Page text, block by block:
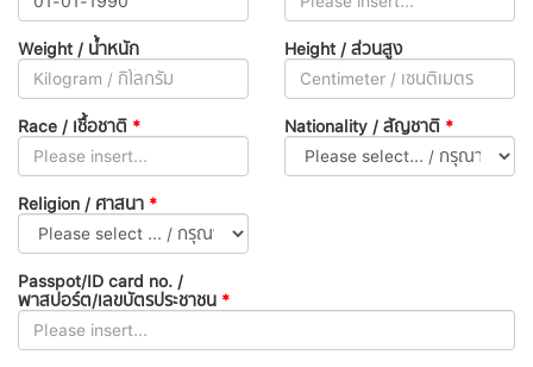
Weight / น้ำหนัก Height / ส่วนสูง
Race / เชื้อชาติ * Nationality / สัญชาติ *
Religion / ศาสนา *
Passpot/ID card no. /
พาสปอร์ต/เลขบัตรประชาชน *